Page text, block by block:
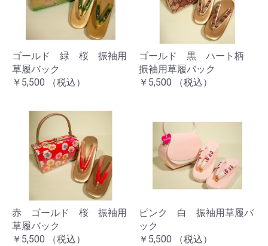
ゴールド 緑 桜 振袖用
草履バック
￥5,500
（税込）
ゴールド 黒 ハート柄
振袖用草履バック
￥5,500
（税込）
赤 ゴールド 桜 振袖用
草履バック
￥5,500
（税込）
ピンク 白 振袖用草履バ
ック
￥5,500
（税込）
お買い物を続ける